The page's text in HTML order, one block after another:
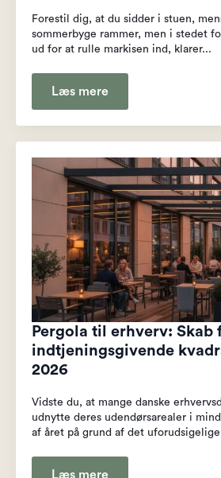
Forestil dig, at du sidder i stuen,
sommerbyge rammer, men i stedet
ud for at rulle markisen ind, klarer...
Læs mere
Pergola til erhverv: Skab
indtjeningsgivende
2026
Vidste du, at mange danske
udnytte deres udendørsarealer i
af året på grund af det
Læs mere